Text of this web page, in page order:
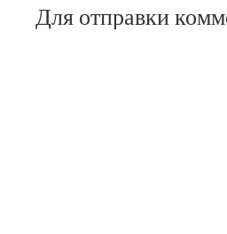
Для отправки